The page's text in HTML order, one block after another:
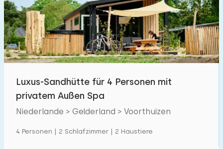
Luxus-Sandhütte für 4 Personen mit
privatem Außen Spa
Niederlande > Gelderland > Voorthuizen
4 Personen | 2 Schlafzimmer | 2 Haustiere